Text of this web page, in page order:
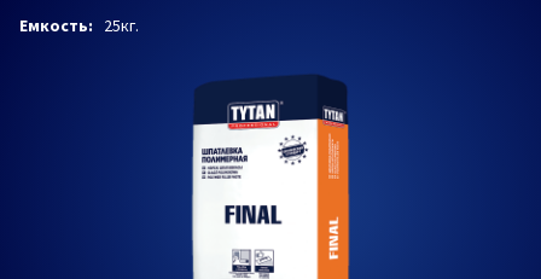
Емкость: 25кг.